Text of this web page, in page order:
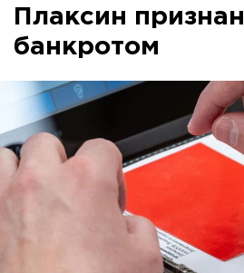
Плаксин признан
банкротом